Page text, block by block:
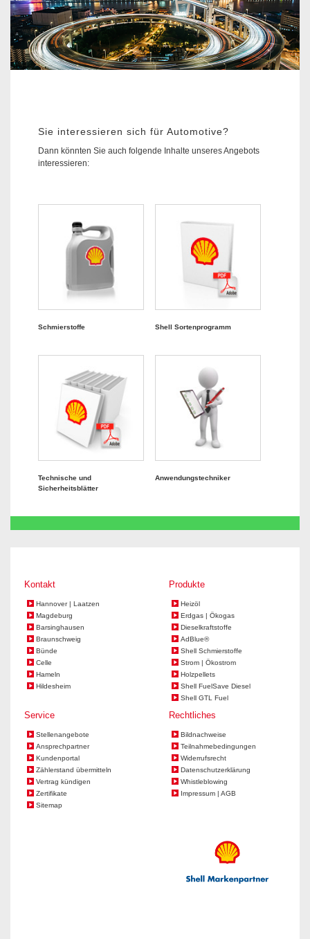
Sie interessieren sich für Automotive?
Dann könnten Sie auch folgende Inhalte unseres Angebots
interessieren:
Schmierstoffe Shell Sortenprogramm
Technische und
Sicherheitsblätter
Anwendungstechniker
Kontakt
Hannover | Laatzen
Magdeburg
Barsinghausen
Braunschweig
Bünde
Celle
Hameln
Hildesheim
Produkte
Heizöl
Erdgas | Ökogas
Dieselkraftstoffe
AdBlue®
Shell Schmierstoffe
Strom | Ökostrom
Holzpellets
Shell FuelSave Diesel
Shell GTL Fuel
Service
Stellenangebote
Ansprechpartner
Kundenportal
Zählerstand übermitteln
Vertrag kündigen
Zertifikate
Sitemap
Rechtliches
Bildnachweise
Teilnahmebedingungen
Widerrufsrecht
Datenschutzerklärung
Whistleblowing
Impressum | AGB